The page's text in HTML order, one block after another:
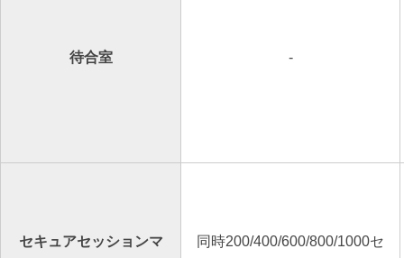
待合室 -
セキュアセッションマ
同時200/400/600/800/1000セ